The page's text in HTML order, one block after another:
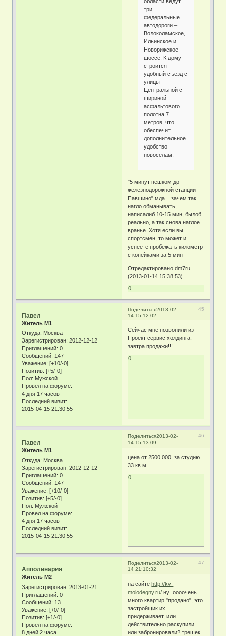
три
федеральные
автодороги –
Волоколамское,
Ильинское и
Новорижское
шоссе. К дому
строится
удобный съезд с
улицы
Центральной с
шириной
асфальтового
полотна 7
метров, что
обеспечит
дополнительное
удобство
новоселам.
"5 минут пешком до
железнодорожной станции
Павшино" мда... зачем так
нагло обманывать,
написалиб 10-15 мин, былоб
реально, а так снова наглое
вранье. Хотя если вы
спортсмен, то может и
успеете пробежать километр
с копейками за 5 мин
Отредактировано dm7ru
(2013-01-14 15:38:53)
0
Поделиться 45
2013-02-
14 15:12:02
Павел
Житель М1
Откуда: Москва
Зарегистрирован: 2012-12-12
Приглашений: 0
Сообщений: 147
Уважение: [+10/-0]
Позитив: [+5/-0]
Пол: Мужской
Провел на форуме:
4 дня 17 часов
Последний визит:
2015-04-15 21:30:55
Сейчас мне позвонили из
Проект сервис холдинга,
завтра продажи!!!
0
Поделиться 46
2013-02-
14 15:13:09
Павел
Житель М1
Откуда: Москва
Зарегистрирован: 2012-12-12
Приглашений: 0
Сообщений: 147
Уважение: [+10/-0]
Позитив: [+5/-0]
Пол: Мужской
Провел на форуме:
4 дня 17 часов
Последний визит:
2015-04-15 21:30:55
цена от 2500.000. за студию
33 кв.м
0
Поделиться 47
2013-02-
14 21:10:32
Апполинария
Житель М2
Зарегистрирован: 2013-01-21
Приглашений: 0
Сообщений: 13
Уважение: [+0/-0]
Позитив: [+1/-0]
Провел на форуме:
8 дней 2 часа
на сайтеhttp://kv-
molodegny.ru/ ну оооочень
много квартир "продано", это
застройщик их
придерживает, или
действительно раскупили
или забронировали? трешек